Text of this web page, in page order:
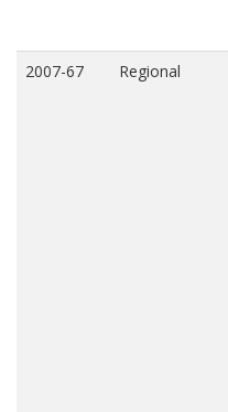
2007-67 Regional